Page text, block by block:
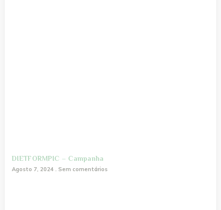
DIETFORMPIC – Campanha
Agosto 7, 2024 Sem comentários